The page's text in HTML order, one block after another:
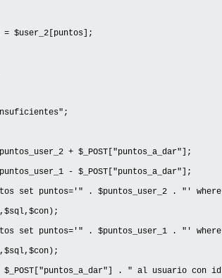
$user_2[puntos];
+ $_POST["puntos_a_dar"];
- $_POST["puntos_a_dar"];
set puntos='" . $puntos_user_2 . "'
set puntos='" . $puntos_user_1 . "'
$_POST["puntos_a_dar"] . " al usuario con